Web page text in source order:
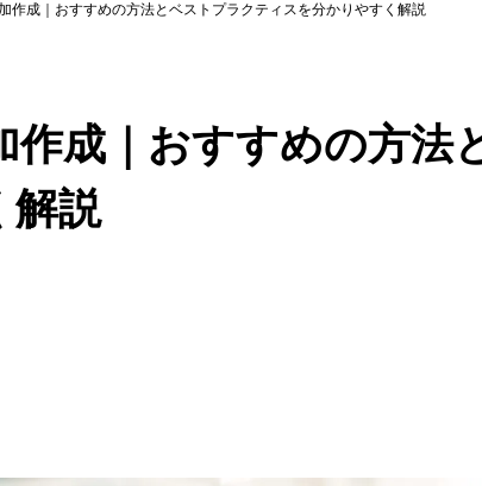
作成｜おすすめの方法とベストプラクティスを分かりやすく解説
作成｜おすすめの方法
解説